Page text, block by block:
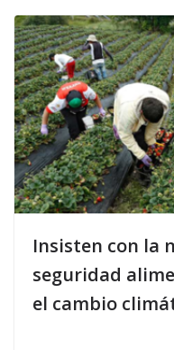
Insisten con la
seguridad
el cambio